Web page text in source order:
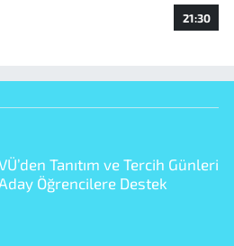
21:30
Tanıtım ve Tercih Günleri
Öğrencilere Destek